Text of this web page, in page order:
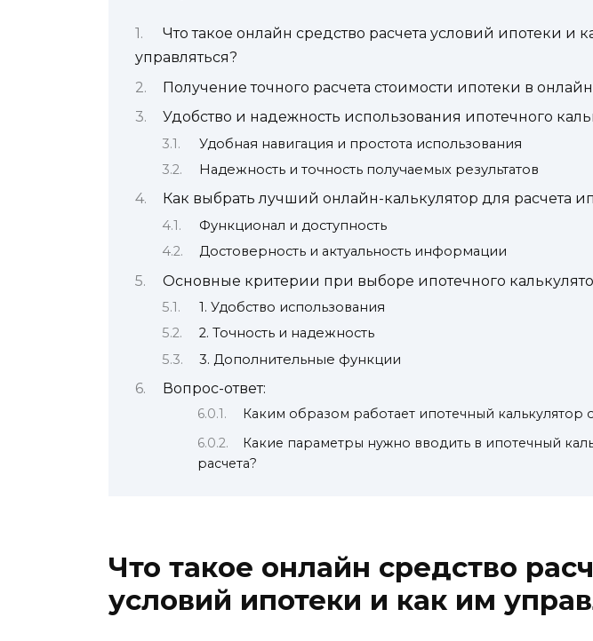
Что такое онлайн средство расчета условий ипотеки и
управляться?
Получение точного расчета стоимости ипотеки в
Удобство и надежность использования ипотечного
Удобная навигация и простота использования
Надежность и точность получаемых результатов
Как выбрать лучший онлайн-калькулятор для расчета
Функционал и доступность
Достоверность и актуальность информации
Основные критерии при выборе ипотечного
1. Удобство использования
2. Точность и надежность
3. Дополнительные функции
Вопрос-ответ:
Каким образом работает ипотечный калькулятор
Какие параметры нужно вводить в ипотечный
расчета?
Что такое онлайн средство
условий ипотеки и как им